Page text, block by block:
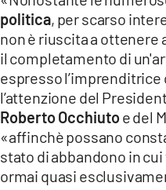
politica, per scarso
non è riuscita a ottenere
il completamento di
espresso l’imprenditrice
l’attenzione del
Roberto Occhiutoe del
«affinchè possano
stato di abbandono in
ormai quasi